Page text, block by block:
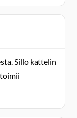
Sillo kattelin